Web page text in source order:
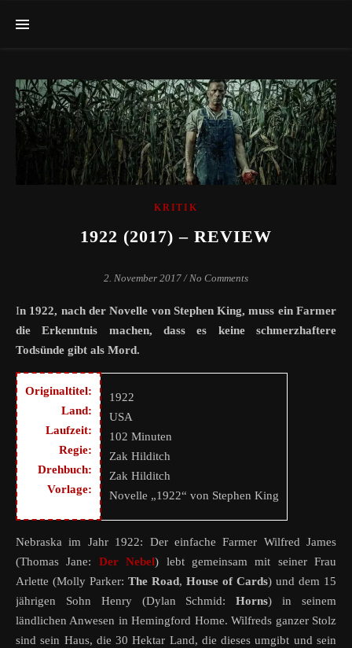
KRITIK
1922 (2017) – REVIEW
2. November 2017 / No Comments
In 1922, nach der Novelle von Stephen King, muss ein Farmer
die Erkenntnis machen, dass es keine schmerzhaftere
Todsünde gibt als Mord.
Originaltitel:
Land:
Laufzeit:
Regie:
Drehbuch:
Vorlage:
1922
USA
102 Minuten
Zak Hilditch
Zak Hilditch
Novelle „1922“ von Stephen King
Nebraska im Jahr 1922: Der einfache Farmer Wilfred James
(Thomas Jane: Der Nebel) lebt gemeinsam mit seiner Frau
Arlette (Molly Parker: The Road, House of Cards) und dem 15
jährigen Sohn Henry (Dylan Schmid:Horns) in seinem
ländlichen Anwesen in Hemingford Home. Wilfreds ganzer Stolz
sind sein Haus, die 30 Hektar Land, die dieses umgibt und sein